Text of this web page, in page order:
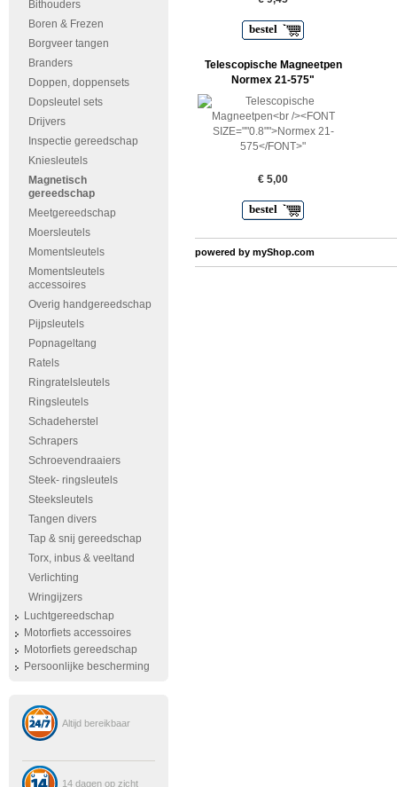
Bithouders
Boren & Frezen
Borgveer tangen
Branders
Doppen, doppensets
Dopsleutel sets
Drijvers
Inspectie gereedschap
Kniesleutels
Magnetisch
gereedschap
Meetgereedschap
Moersleutels
Momentsleutels
Momentsleutels
accessoires
Overig handgereedschap
Pijpsleutels
Popnageltang
Ratels
Ringratelsleutels
Ringsleutels
Schadeherstel
Schrapers
Schroevendraaiers
Steek- ringsleutels
Steeksleutels
Tangen divers
Tap & snij gereedschap
Torx, inbus & veeltand
Verlichting
Wringijzers
Luchtgereedschap
Motorfiets accessoires
Motorfiets gereedschap
Persoonlijke bescherming
Altijd bereikbaar
14 dagen op zicht
bestel
Telescopische Magneetpen
Normex 21-575"
€ 5,00
bestel
powered by myShop.com